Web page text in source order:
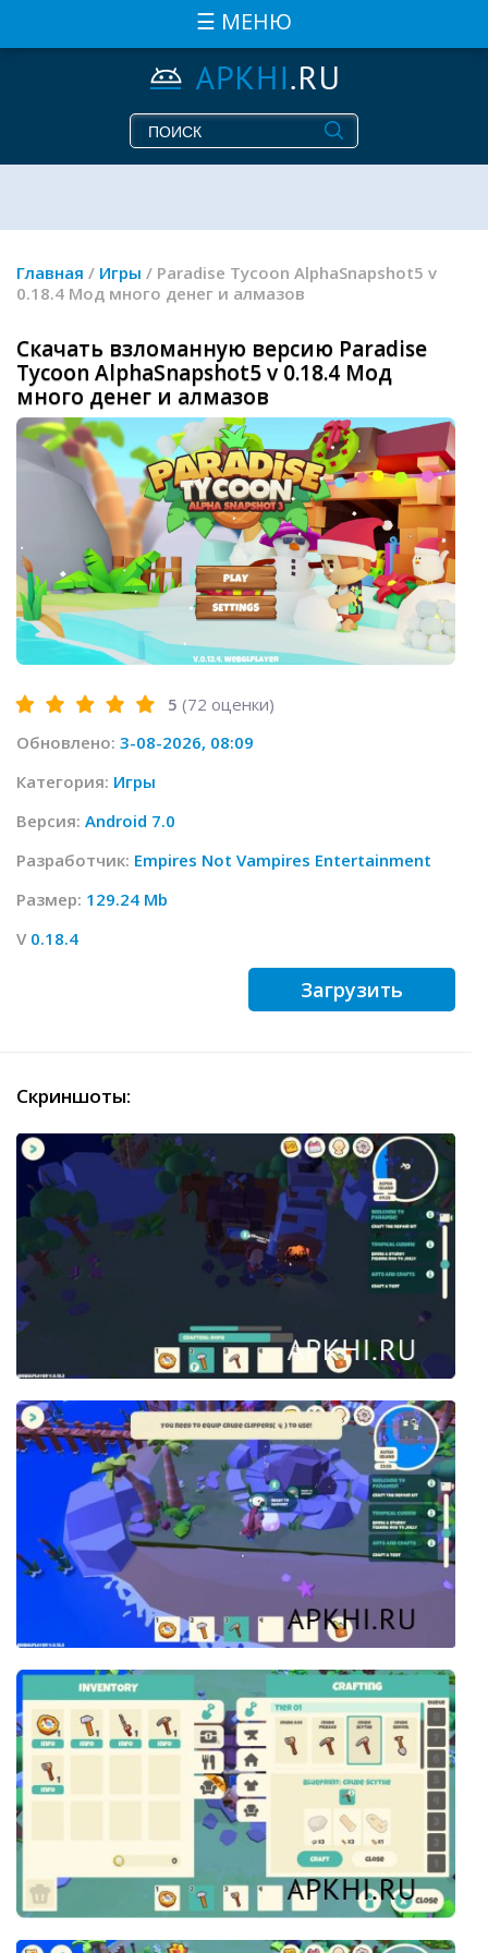
☰ МЕНЮ
Главная / Игры / Paradise Tycoon AlphaSnapshot5 v
0.18.4 Мод много денег и алмазов
Скачать взломанную версию Paradise
Tycoon AlphaSnapshot5 v 0.18.4 Мод
много денег и алмазов
5 (72 оценки)
Обновлено: 3-08-2026, 08:09
Категория: Игры
Версия: Android 7.0
Разработчик: Empires Not Vampires Entertainment
Размер: 129.24 Mb
V 0.18.4
Загрузить
Скриншоты: